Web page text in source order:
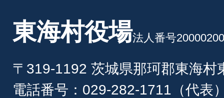
東海村役場法人番号
〒319-1192 茨城県那珂郡東海村
電話番号：029-282-1711（代表